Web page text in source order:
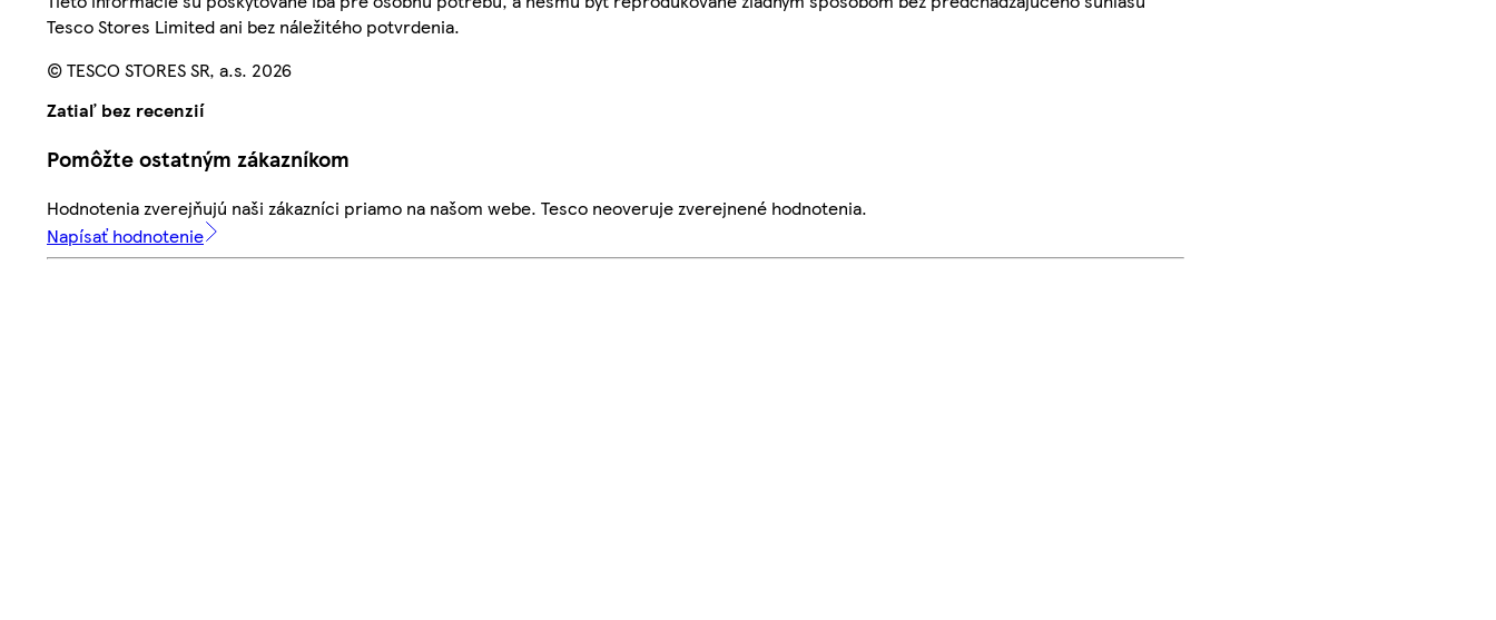
Tesco Stores Limited ani bez náležitého potvrdenia.
© TESCO STORES SR, a.s. 2026
Zatiaľ bez recenzií
Pomôžte ostatným zákazníkom
Hodnotenia zverejňujú naši zákazníci priamo na našom webe. Tesco neoveruje zverejnené hodnotenia.
Napísať hodnotenie